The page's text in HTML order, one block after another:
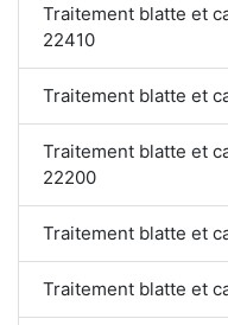
Traitement blatte et
22410
Traitement blatte et
Traitement blatte et
22200
Traitement blatte et
Traitement blatte et